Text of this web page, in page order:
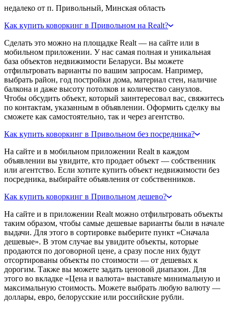
недалеко от п. Привольный, Минская область
Как купить коворкинг в Привольном на Realt?
Сделать это можно на площадке Realt — на сайте или в
мобильном приложении. У нас самая полная и уникальная
база объектов недвижимости Беларуси. Вы можете
отфильтровать варианты по вашим запросам. Например,
выбрать район, год постройки дома, материал стен, наличие
балкона и даже высоту потолков и количество санузлов.
Чтобы обсудить объект, который заинтересовал вас, свяжитесь
по контактам, указанным в объявлении. Оформить сделку вы
сможете как самостоятельно, так и через агентство.
Как купить коворкинг в Привольном без посредника?
На сайте и в мобильном приложении Realt в каждом
объявлении вы увидите, кто продает объект — собственник
или агентство. Если хотите купить объект недвижимости без
посредника, выбирайте объявления от собственников.
Как купить коворкинг в Привольном дешево?
На сайте и в приложении Realt можно отфильтровать объекты
таким образом, чтобы самые дешевые варианты были в начале
выдачи. Для этого в сортировке выберите пункт «Сначала
дешевые». В этом случае вы увидите объекты, которые
продаются по договорной цене, а сразу после них будут
отсортированы объекты по стоимости — от дешевых к
дорогим. Также вы можете задать ценовой диапазон. Для
этого во вкладке «Цена и валюта» выставьте минимальную и
максимальную стоимость. Можете выбрать любую валюту —
доллары, евро, белорусские или российские рубли.